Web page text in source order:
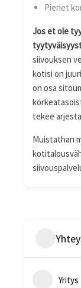
Pienet
Jos et ole
siivouksen
kotisi on
on osa
tekee
Muistathan
Yritys